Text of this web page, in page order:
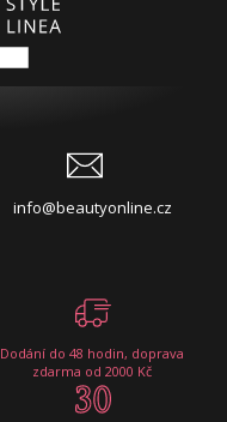
info@beautyonline.cz
Dodání do 48 hodin, doprava
zdarma od 2000 Kč